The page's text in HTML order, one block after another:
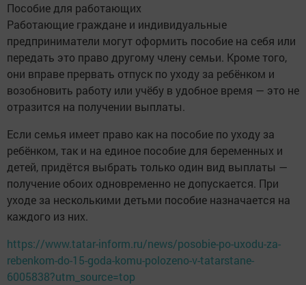
Пособие для работающих
Работающие граждане и индивидуальные
предприниматели могут оформить пособие на себя или
передать это право другому члену семьи. Кроме того,
они вправе прервать отпуск по уходу за ребёнком и
возобновить работу или учёбу в удобное время — это не
отразится на получении выплаты.
Если семья имеет право как на пособие по уходу за
ребёнком, так и на единое пособие для беременных и
детей, придётся выбрать только один вид выплаты —
получение обоих одновременно не допускается. При
уходе за несколькими детьми пособие назначается на
каждого из них.
https://www.tatar-inform.ru/news/posobie-po-uxodu-za-
rebenkom-do-15-goda-komu-polozeno-v-tatarstane-
6005838?utm_source=top